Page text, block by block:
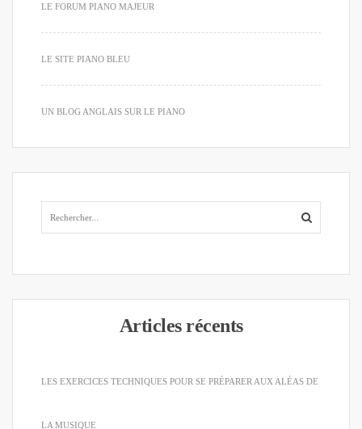
LE FORUM PIANO MAJEUR
LE SITE PIANO BLEU
UN BLOG ANGLAIS SUR LE PIANO
Articles récents
LES EXERCICES TECHNIQUES POUR SE PRÉPARER AUX ALÉAS DE
LA MUSIQUE